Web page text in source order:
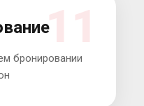
11
бронировании